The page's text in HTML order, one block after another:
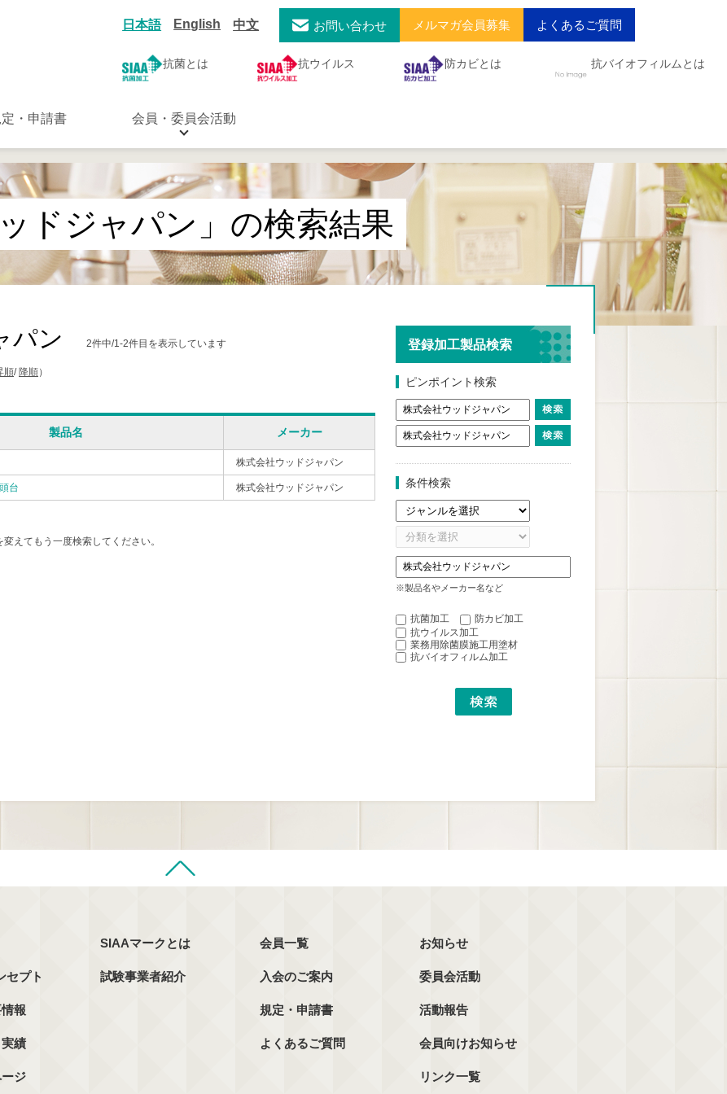
日本語 English 中文 お問い合わせ メルマガ会員募集 よくあるご質問
抗菌とは 抗ウイルス 防カビとは 抗バイオフィルムとは
定・申請書 会員・委員会活動
ドジャパン」の検索結果
パン 2件中/1-2件目を表示しています
順/ 降順）
製品名 メーカー
株式会社ウッドジャパン
台 株式会社ウッドジャパン
えてもう一度検索してください。
登録加工製品検索
ピンポイント検索
条件検索
※製品名やメーカー名など
抗菌加工
防カビ加工
抗ウイルス加工
業務用除菌膜施工用塗材
抗バイオフィルム加工
セプト
報
績
ジ
SIAAマークとは
試験事業者紹介
会員一覧
入会のご案内
規定・申請書
よくあるご質問
お知らせ
委員会活動
活動報告
会員向けお知らせ
リンク一覧